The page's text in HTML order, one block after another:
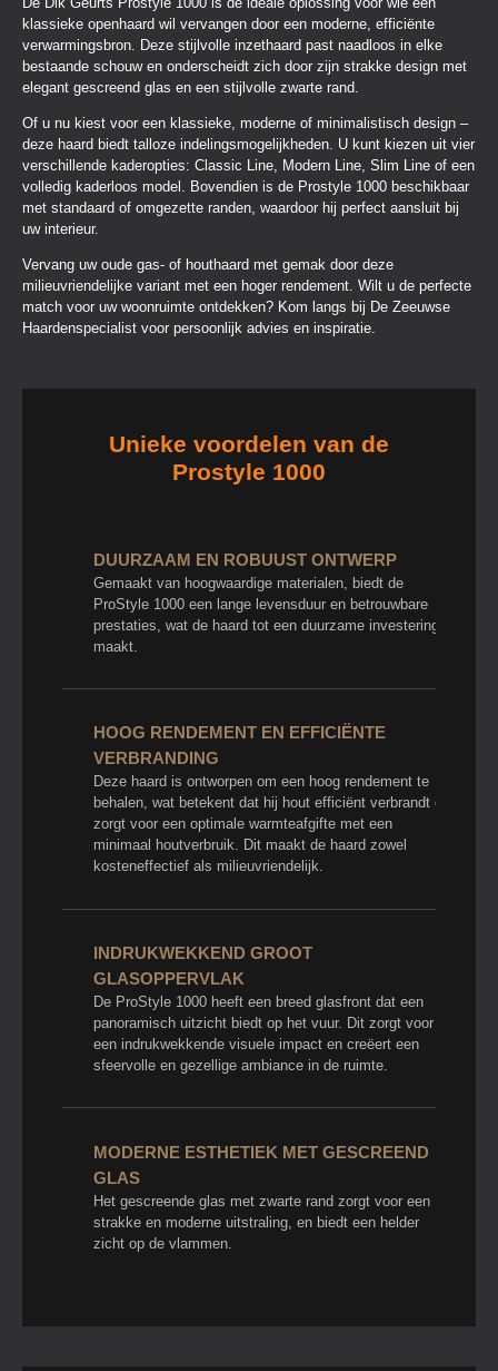
klassieke openhaard wil vervangen door een moderne, efficiënte
verwarmingsbron. Deze stijlvolle inzethaard past naadloos in elke
bestaande schouw en onderscheidt zich door zijn strakke design met
elegant gescreend glas en een stijlvolle zwarte rand.
Of u nu kiest voor een klassieke, moderne of minimalistisch design –
deze haard biedt talloze indelingsmogelijkheden. U kunt kiezen uit vier
verschillende kaderopties: Classic Line, Modern Line, Slim Line of een
volledig kaderloos model. Bovendien is de Prostyle 1000 beschikbaar
met standaard of omgezette randen, waardoor hij perfect aansluit bij
uw interieur.
Vervang uw oude gas- of houthaard met gemak door deze
milieuvriendelijke variant met een hoger rendement. Wilt u de perfecte
match voor uw woonruimte ontdekken? Kom langs bij De Zeeuwse
Haardenspecialist voor persoonlijk advies en inspiratie.
Unieke voordelen van de
Prostyle 1000
DUURZAAM EN ROBUUST ONTWERP
Gemaakt van hoogwaardige materialen, biedt de
ProStyle 1000 een lange levensduur en betrouwbare
prestaties, wat de haard tot een duurzame investering
maakt.
HOOG RENDEMENT EN EFFICIËNTE
VERBRANDING
Deze haard is ontworpen om een hoog rendement te
behalen, wat betekent dat hij hout efficiënt verbrandt en
zorgt voor een optimale warmteafgifte met een
minimaal houtverbruik. Dit maakt de haard zowel
kosteneffectief als milieuvriendelijk.
INDRUKWEKKEND GROOT
GLASOPPERVLAK
De ProStyle 1000 heeft een breed glasfront dat een
panoramisch uitzicht biedt op het vuur. Dit zorgt voor
een indrukwekkende visuele impact en creëert een
sfeervolle en gezellige ambiance in de ruimte.
MODERNE ESTHETIEK MET GESCREEND
GLAS
Het gescreende glas met zwarte rand zorgt voor een
strakke en moderne uitstraling, en biedt een helder
zicht op de vlammen.